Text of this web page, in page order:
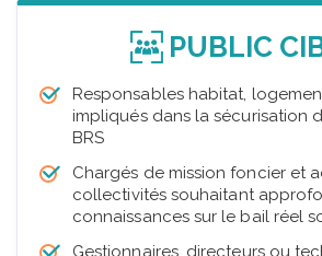
PUBLIC
Responsables habitat,
impliqués dans la sécurisation
BRS
Chargés de mission foncier et
collectivités souhaitant
connaissances sur le bail réel
Gestionnaires, directeurs ou